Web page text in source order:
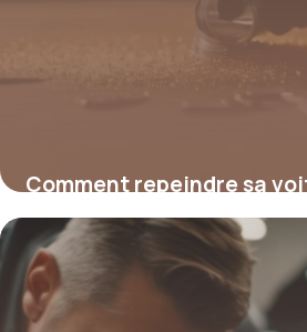
Comment repeindre sa
: astuces et solutions
4 juillet 2025